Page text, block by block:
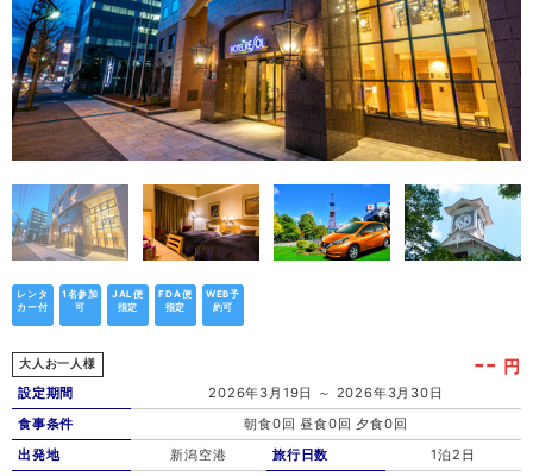
レンタ
カー付
1名参加
可
JAL便
指定
FDA便
指定
WEB予
約可
大人お一人様 -- 円
設定期間
2026年3月19日 ～ 2026年3月30日
食事条件
朝食0回 昼食0回 夕食0回
出発地
新潟空港
旅行日数
1泊2日